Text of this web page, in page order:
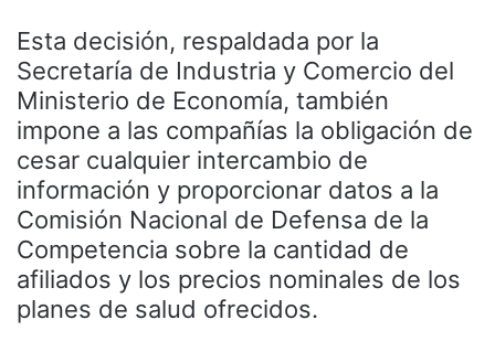
Esta decisión, respaldada por la
Secretaría de Industria y Comercio del
Ministerio de Economía, también
impone a las compañías la obligación de
cesar cualquier intercambio de
información y proporcionar datos a la
Comisión Nacional de Defensa de la
Competencia sobre la cantidad de
afiliados y los precios nominales de los
planes de salud ofrecidos.